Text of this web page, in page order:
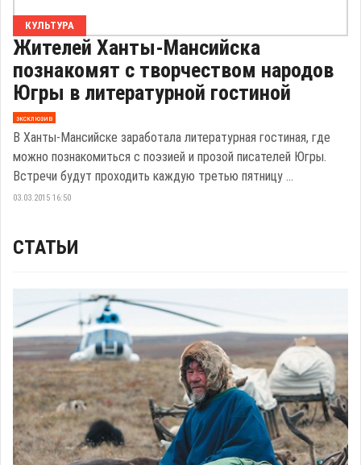
КУЛЬТУРА
Жителей Ханты-Мансийска
познакомят с творчеством народов
Югры в литературной гостиной
эксклюзив
В Ханты-Мансийске заработала литературная гостиная, где
можно познакомиться с поэзией и прозой писателей Югры.
Встречи будут проходить каждую третью пятницу ...
03.03.2015 16:50
СТАТЬИ